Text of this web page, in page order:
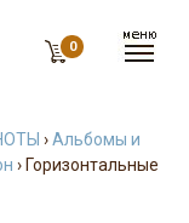
0
›Альбомы и
› Горизонтальные